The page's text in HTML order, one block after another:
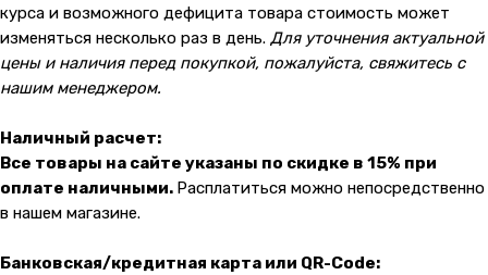
курса и возможного дефицита товара стоимость может
изменяться несколько раз в день. Для уточнения актуальной
цены и наличия перед покупкой, пожалуйста, свяжитесь с
нашим менеджером.
Наличный расчет:
Все товары на сайте указаны по скидке в 15% при
оплате наличными. Расплатиться можно непосредственно
в нашем магазине.
Банковская/кредитная карта или QR-Code:
ИП Соловьев Е. В. ИНН 027320312011
Разработка: youx.agency